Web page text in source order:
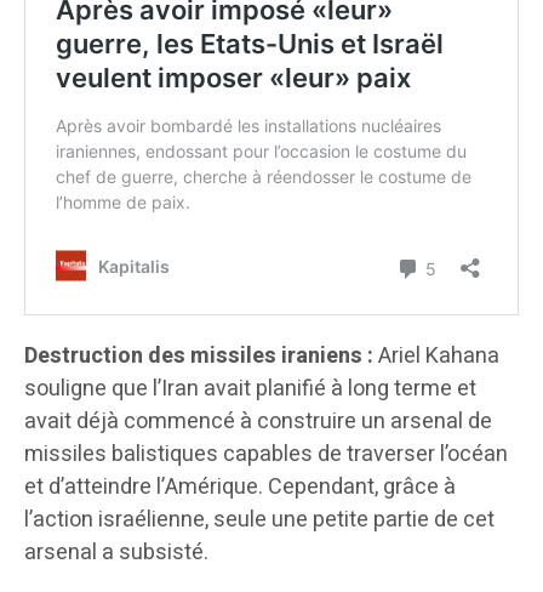
Destruction des missiles iraniens :Ariel Kahana
souligne que l’Iran avait planifié à long terme et
avait déjà commencé à construire un arsenal de
missiles balistiques capables de traverser l’océan
et d’atteindre l’Amérique. Cependant, grâce à
l’action israélienne, seule une petite partie de cet
arsenal a subsisté.